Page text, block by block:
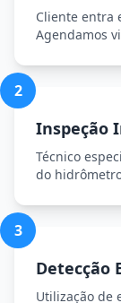
Cliente entra
Agendamos
2
Inspeção
Técnico
do
3
Detecção
Utilização de